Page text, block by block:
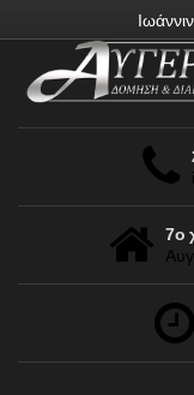
7ο